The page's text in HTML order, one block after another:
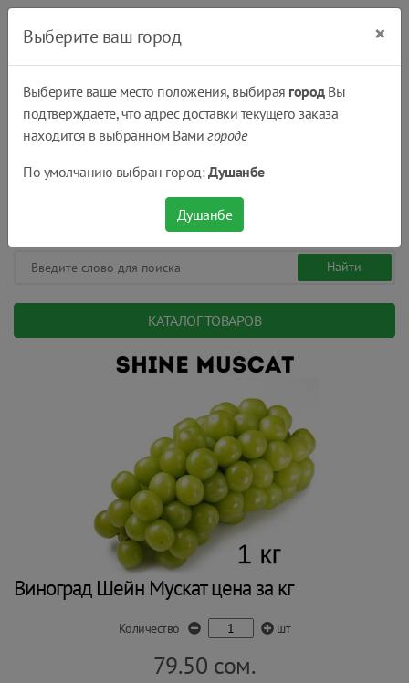
КАТАЛОГ ТОВАРОВ
Виноград Шейн Мускат цена за кг
Количество шт
79.50 сом.
Выберите ваш город ×
Выберите ваше место положения, выбирая городВы
подтверждаете, что адрес доставки текущего заказа
находится в выбранном Вамигороде
По умолчанию выбран город:Душанбе
Душанбе